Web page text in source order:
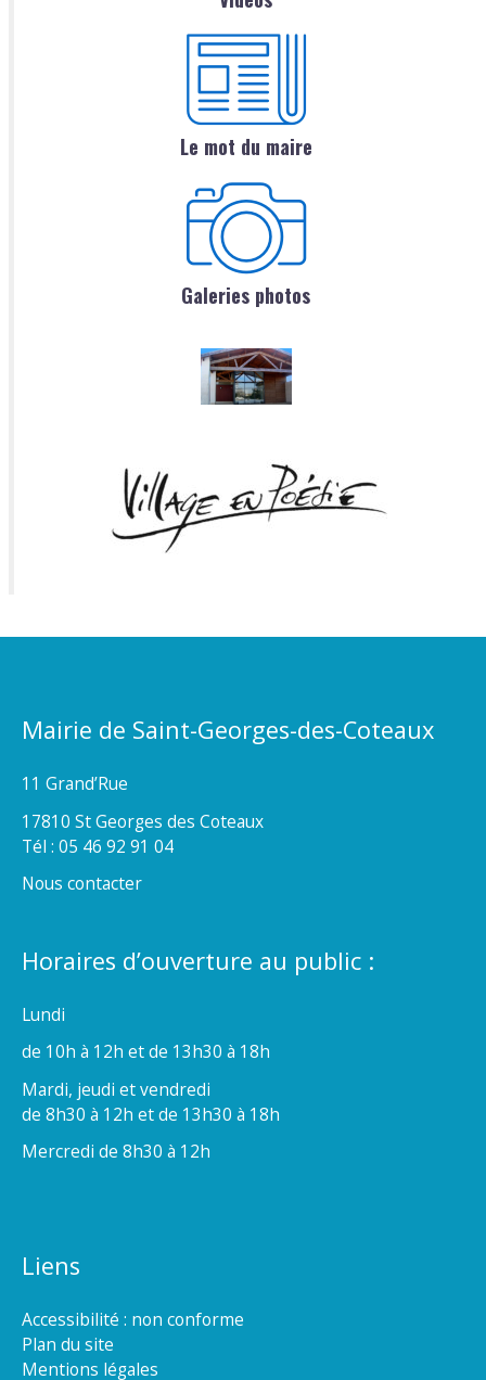
Le mot du maire
Galeries photos
Mairie de Saint-Georges-des-Coteaux
11 Grand’Rue
17810 St Georges des Coteaux
Tél : 05 46 92 91 04
Nous contacter
Horaires d’ouverture au public :
Lundi
de 10h à 12h et de 13h30 à 18h
Mardi, jeudi et vendredi
de 8h30 à 12h et de 13h30 à 18h
Mercredi de 8h30 à 12h
Liens
Accessibilité : non conforme
Plan du site
Mentions légales